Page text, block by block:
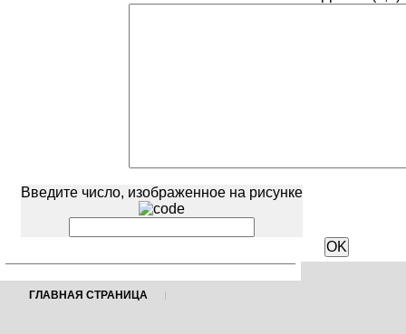
Введите число, изображенное на рисунке
ГЛАВНАЯ СТРАНИЦА